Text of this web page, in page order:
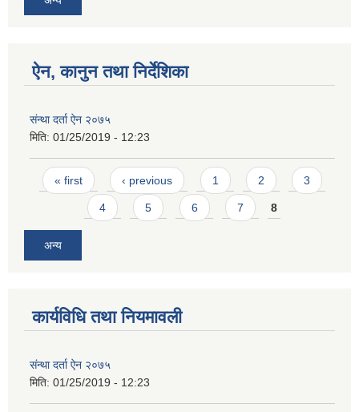
ऐन, कानुन तथा निर्देशिका
संन्था दर्ता ऐन २०७५
मिति: 01/25/2019 - 12:23
Pages
« first ‹ previous 1 2 3
4 5 6 7 8
अन्य
कार्यविधि तथा नियमावली
संन्था दर्ता ऐन २०७५
मिति: 01/25/2019 - 12:23